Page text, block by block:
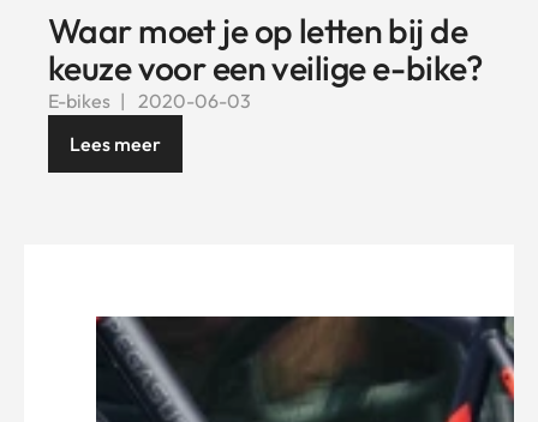
Waar moet je op letten bij de
keuze voor een veilige e-bike?
E-bikes
2020-06-03
Lees meer